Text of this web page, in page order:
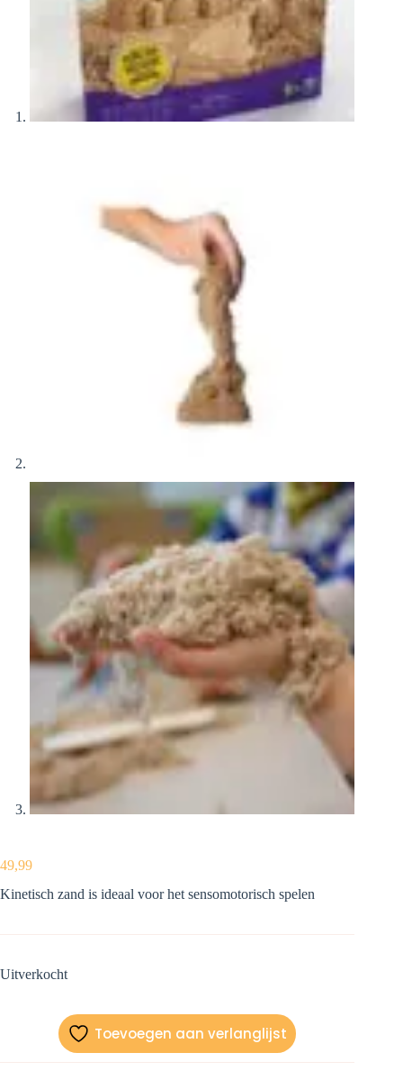
49,99
Kinetisch zand is ideaal voor het sensomotorisch spelen
Uitverkocht
Toevoegen aan verlanglijst